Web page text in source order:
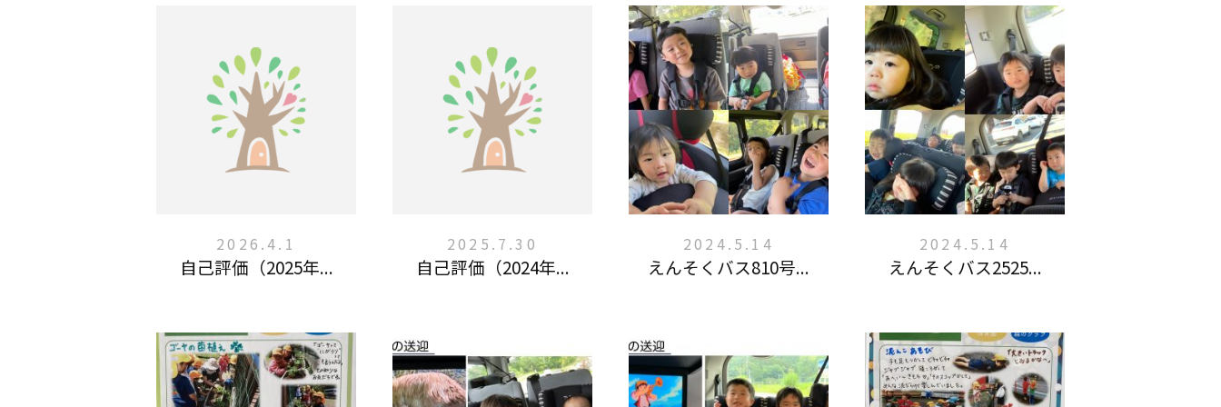
2026.4.1
自己評価（2025年...
2025.7.30
自己評価（2024年...
2024.5.14
えんそくバス810号...
2024.5.14
えんそくバス2525...